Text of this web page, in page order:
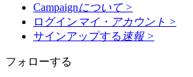
Campaignについて >
ログイン マイ・アカウント >
サインアップする 速報 >
フォローする